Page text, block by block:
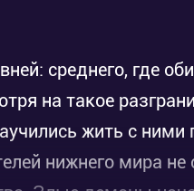
среднего, где
на такое
жить с ними
нижнего мира